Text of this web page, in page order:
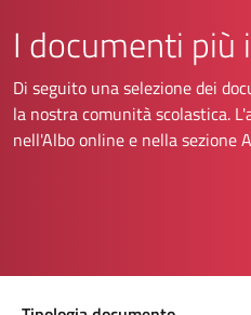
I documenti
Di seguito una selezione dei
la nostra comunità scolastica.
nell'Albo online e nella sezione